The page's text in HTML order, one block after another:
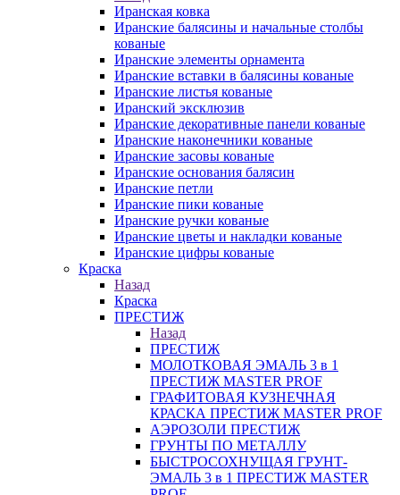
Иранская ковка
Иранские балясины и начальные столбы
кованые
Иранские элементы орнамента
Иранские вставки в балясины кованые
Иранские листья кованые
Иранский эксклюзив
Иранские декоративные панели кованые
Иранские наконечники кованые
Иранские засовы кованые
Иранские основания балясин
Иранские петли
Иранские пики кованые
Иранские ручки кованые
Иранские цветы и накладки кованые
Иранские цифры кованые
Краска
Назад
Краска
ПРЕСТИЖ
Назад
ПРЕСТИЖ
МОЛОТКОВАЯ ЭМАЛЬ 3 в 1
ПРЕСТИЖ MASTER PROF
ГРАФИТОВАЯ КУЗНЕЧНАЯ
КРАСКА ПРЕСТИЖ MASTER PROF
АЭРОЗОЛИ ПРЕСТИЖ
ГРУНТЫ ПО МЕТАЛЛУ
БЫСТРОСОХНУЩАЯ ГРУНТ-
ЭМАЛЬ 3 в 1 ПРЕСТИЖ MASTER